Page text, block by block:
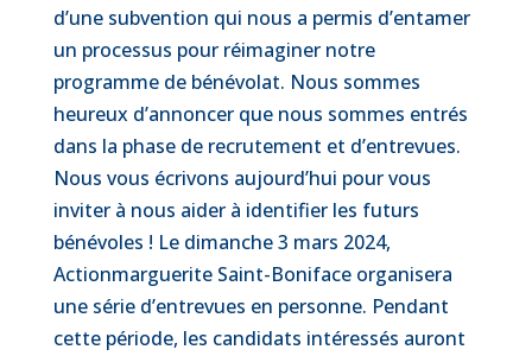
d’une subvention qui nous a permis d’entamer
un processus pour réimaginer notre
programme de bénévolat. Nous sommes
heureux d’annoncer que nous sommes entrés
dans la phase de recrutement et d’entrevues.
Nous vous écrivons aujourd’hui pour vous
inviter à nous aider à identifier les futurs
bénévoles ! Le dimanche 3 mars 2024,
Actionmarguerite Saint-Boniface organisera
une série d’entrevues en personne. Pendant
cette période, les candidats intéressés auront